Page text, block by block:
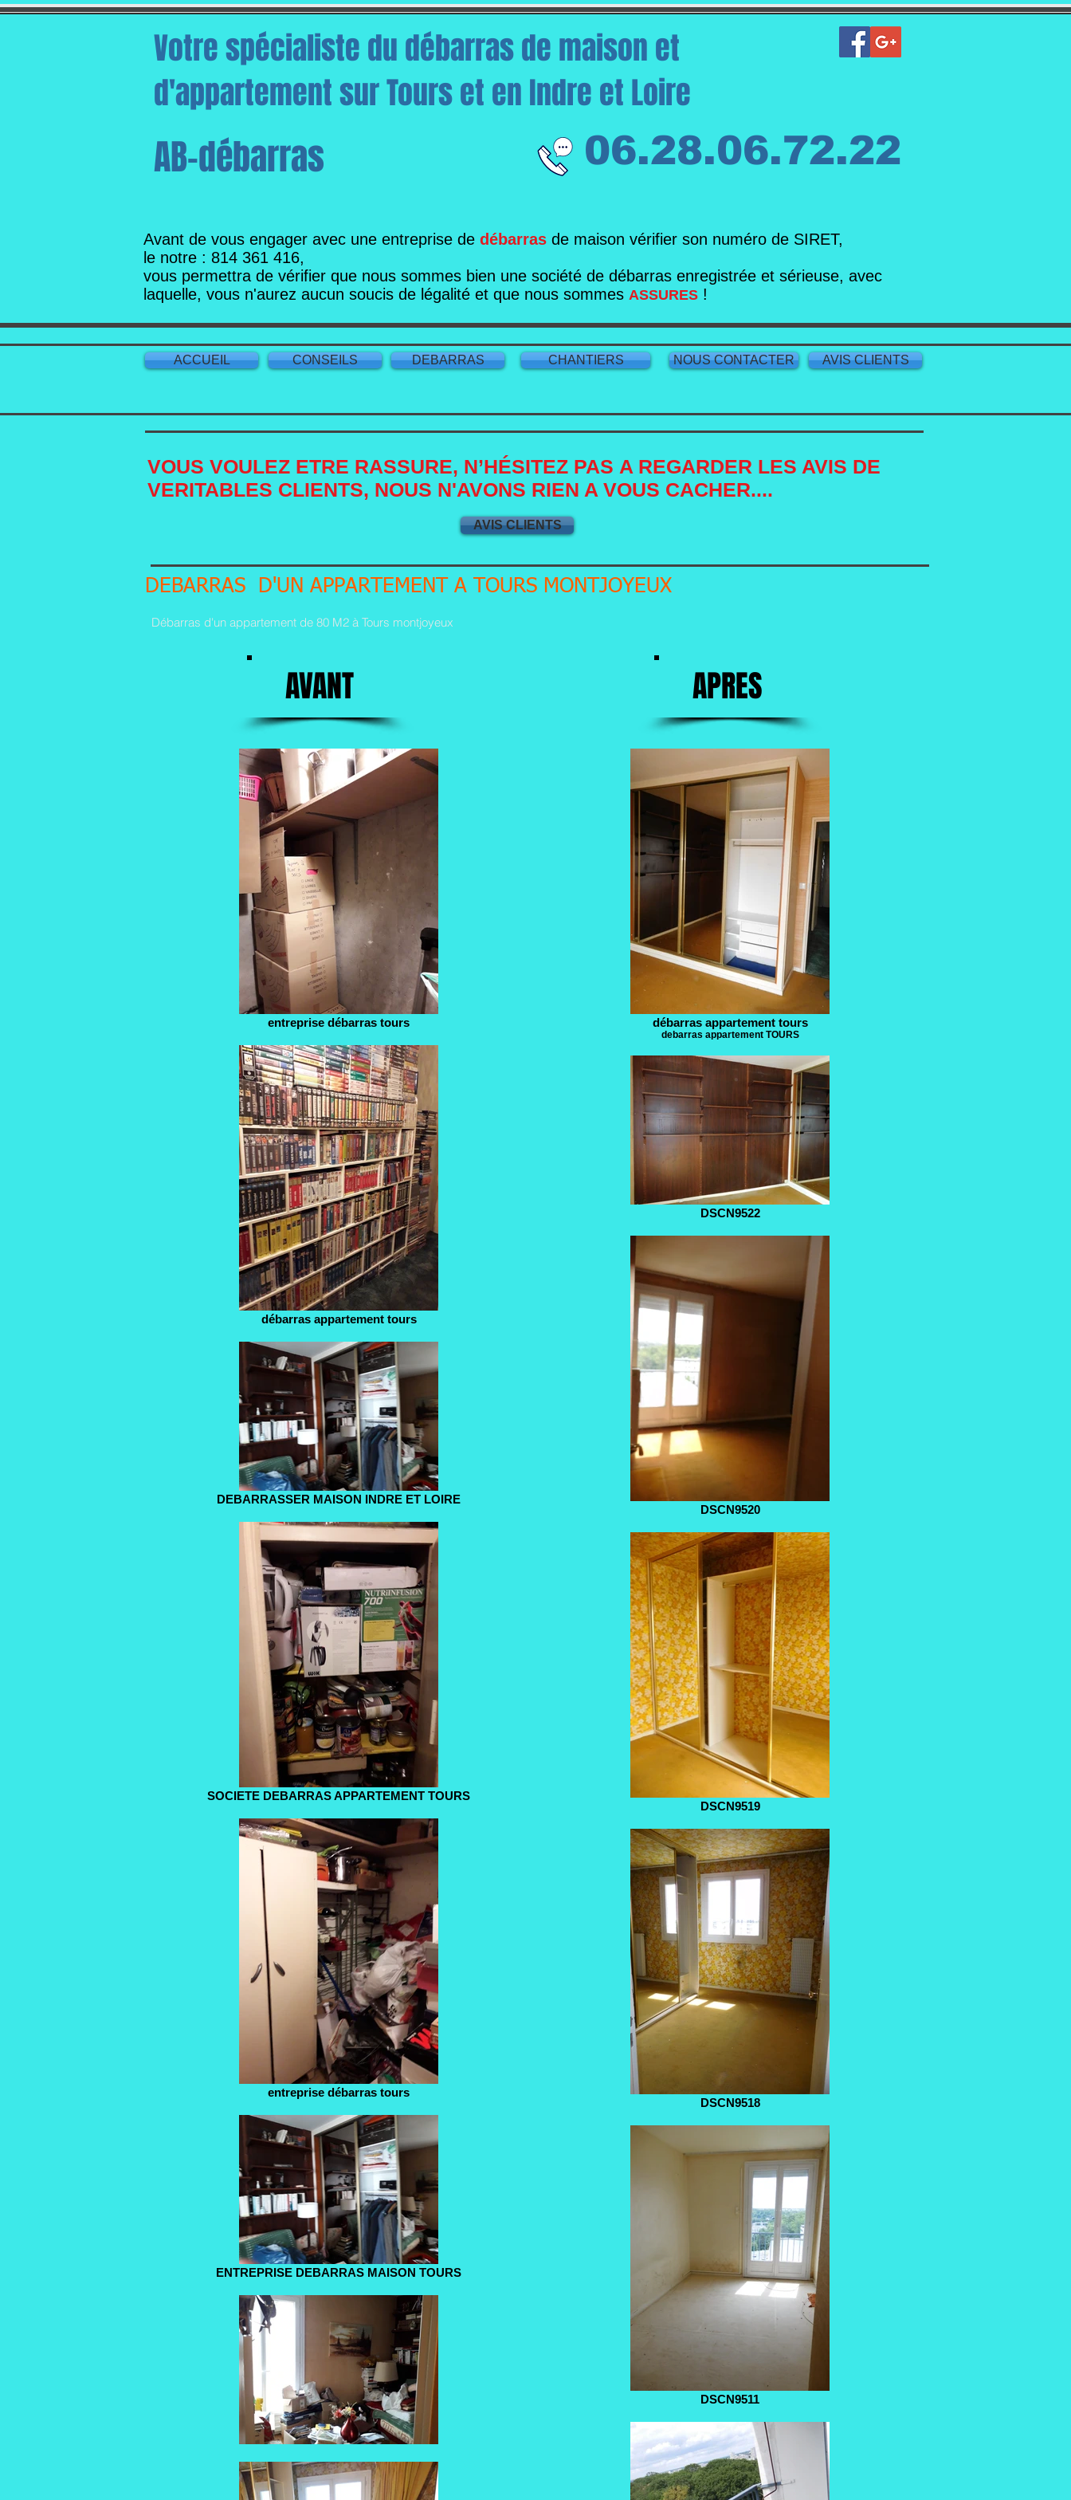
Votre spécialiste du débarras de maison et
d'appartement sur Tours et en Indre et Loire
AB-débarras 06.28.06.72.22
Avant de vous engager avec une entreprise de débarras de maison vérifier son numéro de SIRET,
le notre : 814 361 416,
vous permettra de vérifier que nous sommes bien une société de débarras enregistrée et sérieuse, avec
laquelle, vous n'aurez aucun soucis de légalité et que nous sommes ASSURES !
ACCUEIL CONSEILS DEBARRAS CHANTIERS NOUS CONTACTER AVIS CLIENTS
VOUS VOULEZ ETRE RASSURE, N’HÉSITEZ PAS A REGARDER LES AVIS DE
VERITABLES CLIENTS, NOUS N'AVONS RIEN A VOUS CACHER....
AVIS CLIENTS
Débarras d'un appartement de 80 M2 à Tours montjoyeux
AVANT
entreprise débarras tours
débarras appartement tours
DEBARRASSER MAISON INDRE ET LOIRE
SOCIETE DEBARRAS APPARTEMENT TOURS
entreprise débarras tours
ENTREPRISE DEBARRAS MAISON TOURS
APRES
débarras appartement tours
debarras appartement TOURS
DSCN9522
DSCN9520
DSCN9519
DSCN9518
DSCN9511
DEBARRAS D'UN APPARTEMENT A TOURS MONTJOYEUX